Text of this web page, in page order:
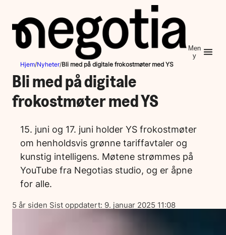
innhold
Men
y
Hjem/Nyheter/Bli med på digitale frokostmøter med YS
Bli med på digitale
frokostmøter med YS
15. juni og 17. juni holder YS frokostmøter
om henholdsvis grønne tariffavtaler og
kunstig intelligens. Møtene strømmes på
YouTube fra Negotias studio, og er åpne
for alle.
Lagt
ut
5 år siden Sist oppdatert: 9. januar 2025 11:08